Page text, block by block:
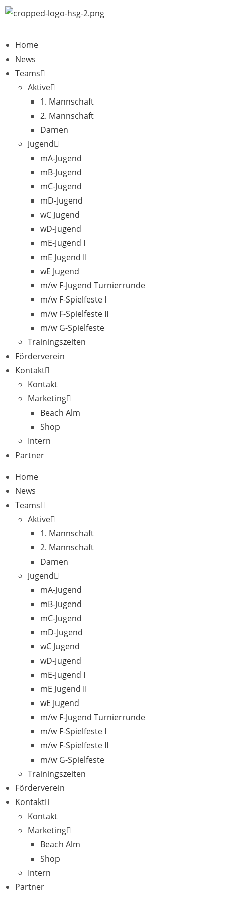
Home
News
Teams
Aktive
1. Mannschaft
2. Mannschaft
Damen
Jugend
mA-Jugend
mB-Jugend
mC-Jugend
mD-Jugend
wC Jugend
wD-Jugend
mE-Jugend I
mE Jugend II
wE Jugend
m/w F-Jugend Turnierrunde
m/w F-Spielfeste I
m/w F-Spielfeste II
m/w G-Spielfeste
Trainingszeiten
Förderverein
Kontakt
Kontakt
Marketing
Beach Alm
Shop
Intern
Partner
Home
News
Teams
Aktive
1. Mannschaft
2. Mannschaft
Damen
Jugend
mA-Jugend
mB-Jugend
mC-Jugend
mD-Jugend
wC Jugend
wD-Jugend
mE-Jugend I
mE Jugend II
wE Jugend
m/w F-Jugend Turnierrunde
m/w F-Spielfeste I
m/w F-Spielfeste II
m/w G-Spielfeste
Trainingszeiten
Förderverein
Kontakt
Kontakt
Marketing
Beach Alm
Shop
Intern
Partner